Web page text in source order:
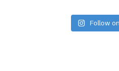
Follow